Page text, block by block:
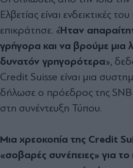
Ελβετίας είναι ενδεικτικές
επικράτησε. «Ήταν
γρήγορα και να βρούμε μια
δυνατόν γρηγορότερα»,
Credit Suisse είναι μια
δήλωσε ο πρόεδρος της
στη συνέντευξη Τύπου.
Μια χρεοκοπία της Credit
«σοβαρές συνέπειες» για